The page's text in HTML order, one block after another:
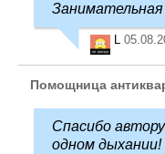
Занимательная
L
Помощница
Спасибо
одном дыхании!